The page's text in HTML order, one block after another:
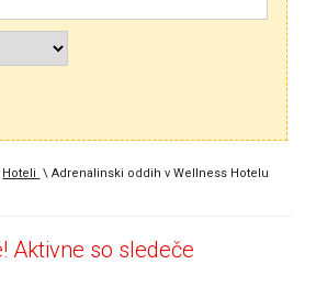
Hoteli \Adrenalinski oddih v Wellness Hotelu
Aktivne so sledeče